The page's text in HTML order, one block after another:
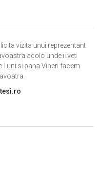
vizita unui reprezentant
acolo unde ii veti
Luni si pana Vineri facem